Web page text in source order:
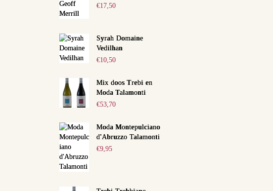
€17,50
Syrah Domaine
Vedilhan
€10,50
Mix doos Trebi en
Moda Talamonti
€53,70
Moda Montepulciano
d'Abruzzo Talamonti
€9,95